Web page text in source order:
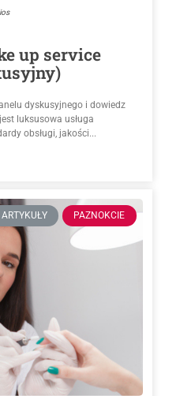
up service
dyskusyjnego i dowiedz
luksusowa usługa
obsługi, jakości...
ARTYKUŁY PAZNOKCIE